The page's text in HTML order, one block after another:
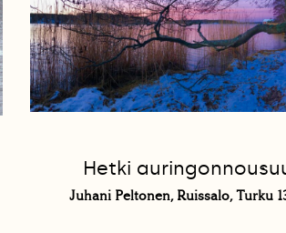
Hetki
Juhani Peltonen, Ruissalo, Turku